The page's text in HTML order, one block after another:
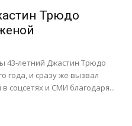
Трюдо
43-летний Джастин Трюдо
года, и сразу же вызвал
соцсетях и СМИ благодаря...